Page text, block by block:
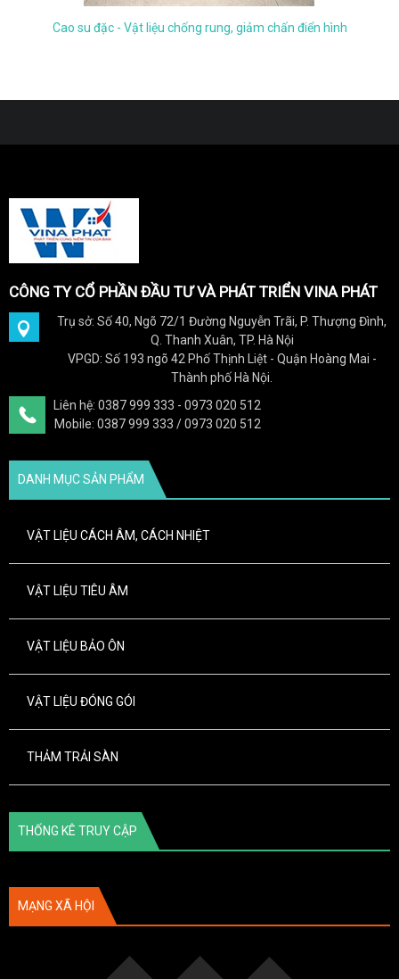
Cao su đặc - Vật liệu chống rung, giảm chấn điển hình
CÔNG TY CỔ PHẦN ĐẦU TƯ VÀ PHÁT TRIỂN VINA PHÁT
Trụ sở: Số 40, Ngõ 72/1 Đường Nguyễn Trãi, P. Thượng Đình,
Q. Thanh Xuân, TP. Hà Nội
VPGD: Số 193 ngõ 42 Phố Thịnh Liệt - Quận Hoàng Mai -
Thành phố Hà Nội.
Liên hệ: 0387 999 333 - 0973 020 512
Mobile: 0387 999 333 / 0973 020 512
DANH MỤC SẢN PHẨM
VẬT LIỆU CÁCH ÂM, CÁCH NHIỆT
VẬT LIỆU TIÊU ÂM
VẬT LIỆU BẢO ÔN
VẬT LIỆU ĐÓNG GÓI
THẢM TRẢI SÀN
THỐNG KÊ TRUY CẬP
MẠNG XÃ HỘI